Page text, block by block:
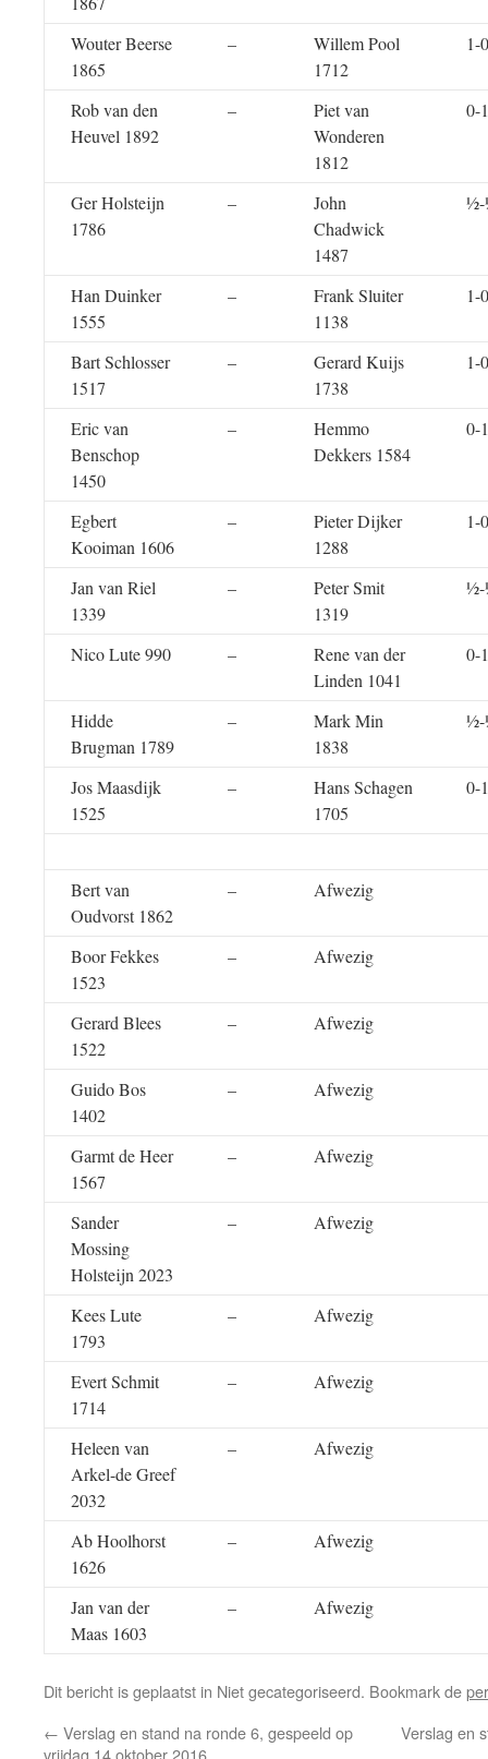
Wouter Beerse
1865
–
Willem Pool
1712
1-0
Rob van den
Heuvel 1892
–
Piet van
Wonderen
1812
0-1
Ger Holsteijn
1786
–
John
Chadwick
1487
Han Duinker
1555
–
Frank Sluiter
1138
1-0
Bart Schlosser
1517
–
Gerard Kuijs
1738
1-0
Eric van
Benschop
1450
–
Hemmo
Dekkers 1584
0-1
Egbert
Kooiman 1606
–
Pieter Dijker
1288
1-0
Jan van Riel
1339
–
Peter Smit
1319
Nico Lute 990 –
Rene van der
Linden 1041
0-1
Hidde
Brugman 1789
–
Mark Min
1838
Jos Maasdijk
1525
–
Hans Schagen
1705
0-1
Bert van
Oudvorst 1862
– Afwezig
Boor Fekkes
1523
– Afwezig
Gerard Blees
1522
– Afwezig
Guido Bos
1402
– Afwezig
Garmt de Heer
1567
– Afwezig
Sander
Mossing
Holsteijn 2023
– Afwezig
Kees Lute
1793
– Afwezig
Evert Schmit
1714
– Afwezig
Heleen van
Arkel-de Greef
2032
– Afwezig
Ab Hoolhorst
1626
– Afwezig
Jan van der
Maas 1603
– Afwezig
Dit bericht is geplaatst in Niet gecategoriseerd. Bookmark de
← Verslag en stand na ronde 6, gespeeld op
vrijdag 14 oktober 2016
Verslag en